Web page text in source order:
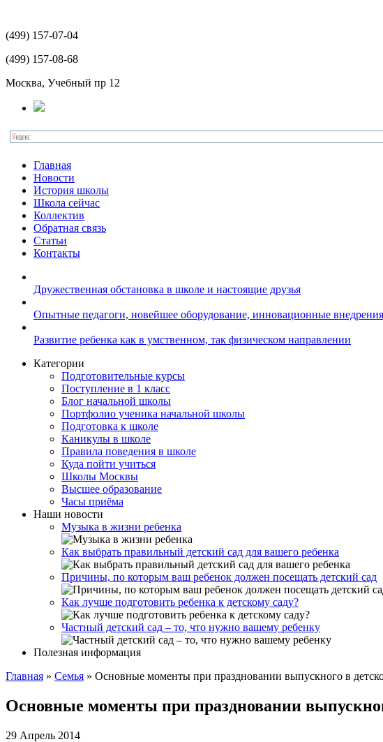
(499) 157-07-04
(499) 157-08-68
Москва, Учебный пр 12
Главная
Новости
История школы
Школа сейчас
Коллектив
Обратная связь
Статьи
Контакты
Дружественная обстановка в школе и настоящие друзья
Опытные педагоги, новейшее оборудование, инновационные внедрения
Развитие ребенка как в умственном, так физическом направлении
Категории
Подготовительные курсы
Поступление в 1 класс
Блог начальной школы
Портфолио ученика начальной школы
Подготовка к школе
Каникулы в школе
Правила поведения в школе
Куда пойти учиться
Школы Москвы
Высшее образование
Часы приёма
Наши новости
Музыка в жизни ребенка
Как выбрать правильный детский сад для вашего ребенка
Причины, по которым ваш ребенок должен посещать детский сад
Как лучше подготовить ребенка к детскому саду?
Частный детский сад – то, что нужно вашему ребенку
Полезная информация
Главная » Cемья » Основные моменты при праздновании выпускного в
Основные моменты при праздновании
29 Апрель 2014